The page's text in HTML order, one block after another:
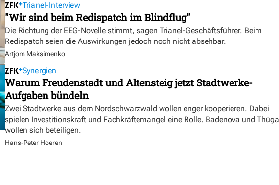
Trianel-Interview
"Wir sind beim Redispatch im Blindflug"
Die Richtung der EEG-Novelle stimmt, sagen Trianel-Geschäftsführer. Beim
Redispatch seien die Auswirkungen jedoch noch nicht absehbar.
Artjom Maksimenko
Synergien
Warum Freudenstadt und Altensteig jetzt Stadtwerke-
Aufgaben bündeln
Zwei Stadtwerke aus dem Nordschwarzwald wollen enger kooperieren. Dabei
spielen Investitionskraft und Fachkräftemangel eine Rolle. Badenova und Thüga
wollen sich beteiligen.
Hans-Peter Hoeren